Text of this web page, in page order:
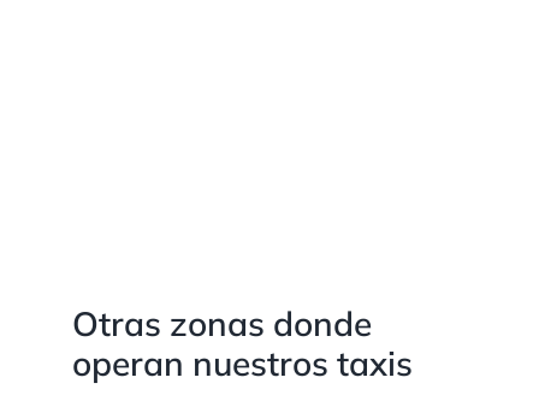
Otras zonas donde
operan nuestros taxis